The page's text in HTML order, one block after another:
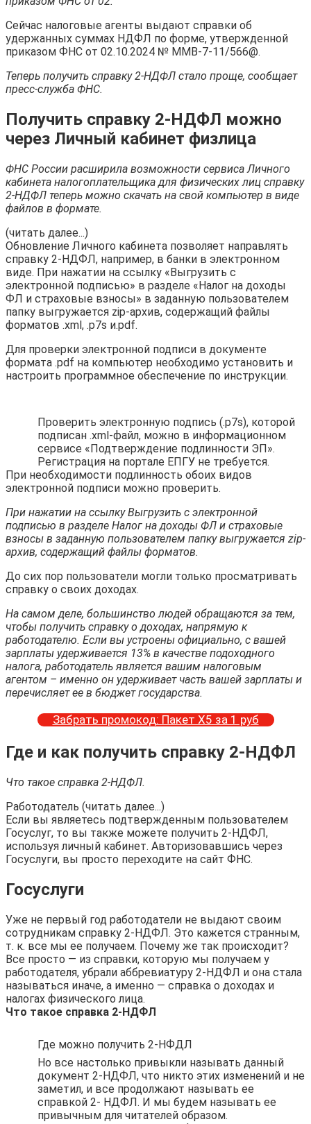
Сейчас налоговые агенты выдают справки об
удержанных суммах НДФЛ по форме, утвержденной
приказом ФНС от 02.10.2024 № ММВ-7-11/566@.
Теперь получить справку 2-НДФЛ стало проще, сообщает
пресс-служба ФНС.
Получить справку 2-НДФЛ можно
через Личный кабинет физлица
ФНС России расширила возможности сервиса Личного
кабинета налогоплательщика для физических лиц справку
2-НДФЛ теперь можно скачать на свой компьютер в виде
файлов в формате.
(читать далее...)
Обновление Личного кабинета позволяет направлять
справку 2-НДФЛ, например, в банки в электронном
виде. При нажатии на ссылку «Выгрузить с
электронной подписью» в разделе «Налог на доходы
ФЛ и страховые взносы» в заданную пользователем
папку выгружается zip-архив, содержащий файлы
форматов .xml, .p7s и.pdf.
Для проверки электронной подписи в документе
формата .pdf на компьютер необходимо установить и
настроить программное обеспечение по инструкции.
Проверить электронную подпись (.p7s), которой
подписан .xml-файл, можно в информационном
сервисе «Подтверждение подлинности ЭП».
Регистрация на портале ЕПГУ не требуется.
При необходимости подлинность обоих видов
электронной подписи можно проверить.
При нажатии на ссылку Выгрузить с электронной
подписью в разделе Налог на доходы ФЛ и страховые
взносы в заданную пользователем папку выгружается zip-
архив, содержащий файлы форматов.
До сих пор пользователи могли только просматривать
справку о своих доходах.
На самом деле, большинство людей обращаются за тем,
чтобы получить справку о доходах, напрямую к
работодателю. Если вы устроены официально, с вашей
зарплаты удерживается 13% в качестве подоходного
налога, работодатель является вашим налоговым
агентом – именно он удерживает часть вашей зарплаты и
перечисляет ее в бюджет государства.
Забрать промокод: Пакет Х5 за 1 руб
Где и как получить справку 2-НДФЛ
Что такое справка 2-НДФЛ.
Работодатель (читать далее...)
Если вы являетесь подтвержденным пользователем
Госуслуг, то вы также можете получить 2-НДФЛ,
используя личный кабинет. Авторизовавшись через
Госуслуги, вы просто переходите на сайт ФНС.
Госуслуги
Уже не первый год работодатели не выдают своим
сотрудникам справку 2-НДФЛ. Это кажется странным,
т. к. все мы ее получаем. Почему же так происходит?
Все просто — из справки, которую мы получаем у
работодателя, убрали аббревиатуру 2-НДФЛ и она стала
называться иначе, а именно — справка о доходах и
налогах физического лица.
Что такое справка 2-НДФЛ
Где можно получить 2-НФДЛ
Но все настолько привыкли называть данный
документ 2-НДФЛ, что никто этих изменений и не
заметил, и все продолжают называть ее
справкой 2- НДФЛ. И мы будем называть ее
привычным для читателей образом.